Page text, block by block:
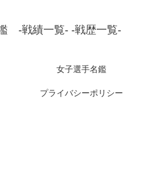
-戦績一覧- -戦歴一覧-
女子選手名鑑
プライバシーポリシー